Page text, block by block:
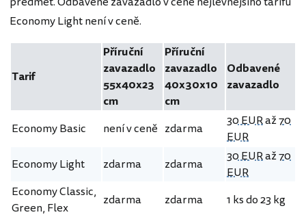
Economy Light není v ceně.
Tarif
Příruční
zavazadlo
55x40x23
cm
Příruční
zavazadlo
40x30x10
cm
Odbavené
zavazadlo
Economy Basic není v ceně zdarma 30 EURaž70
EUR
Economy Light
zdarma zdarma 30 EURaž70
EUR
Economy Classic,
Green, Flex
zdarma zdarma
1 ks do 23 kg